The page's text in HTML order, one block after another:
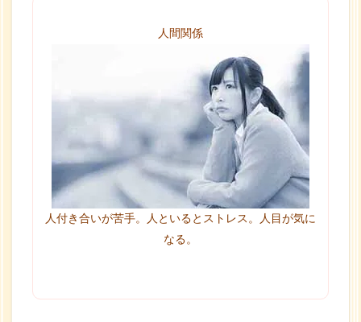
人間関係
人付き合いが苦手。人といるとストレス。人目が気に
なる。